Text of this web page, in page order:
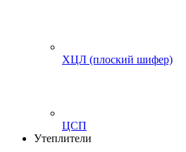
ХЦЛ (плоский шифер)
ЦСП
Утеплители